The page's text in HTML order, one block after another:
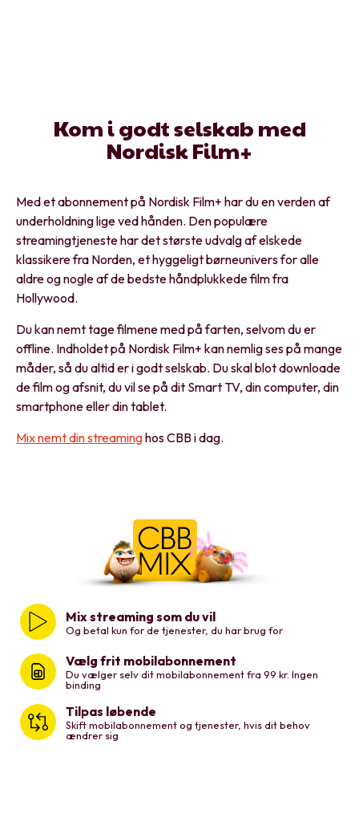
Kom i godt selskab med
Nordisk Film+
Med et abonnement på Nordisk Film+ har du en verden af
underholdning lige ved hånden. Den populære
streamingtjeneste har det største udvalg af elskede
klassikere fra Norden, et hyggeligt børneunivers for alle
aldre og nogle af de bedste håndplukkede film fra
Hollywood.
Du kan nemt tage filmene med på farten, selvom du er
offline. Indholdet på Nordisk Film+ kan nemlig ses på mange
måder, så du altid er i godt selskab. Du skal blot downloade
de film og afsnit, du vil se på dit Smart TV, din computer, din
smartphone eller din tablet.
Mix nemt din streaminghos CBB i dag.
Mix streaming som du vil
Og betal kun for de tjenester, du har brug for
Vælg frit mobilabonnement
Du vælger selv dit mobilabonnement fra 99 kr. Ingen
binding
Tilpas løbende
Skift mobilabonnement og tjenester, hvis dit behov
ændrer sig